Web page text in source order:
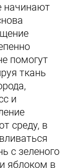
начинают
помогут
ткань
и
среду, в
с зеленого
яблоком в